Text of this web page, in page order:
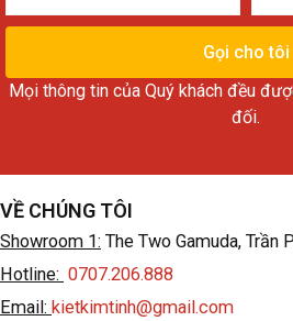
tên
điện
thoại
Gọi cho tôi
Mọi thông tin của Quý khách đều
đối.
VỀ CHÚNG TÔI
Showroom 1: The Two Gamuda, Trần
Hotline: 0707.206.888
Email: kietkimtinh@gmail.com